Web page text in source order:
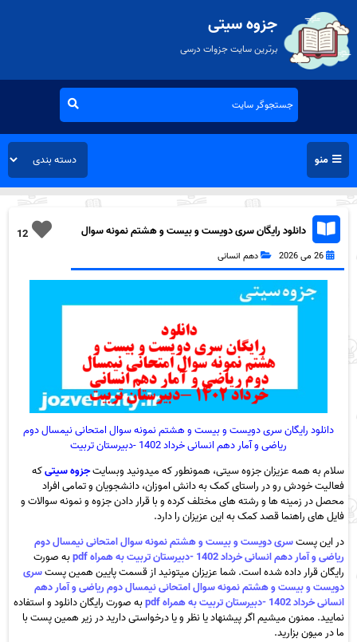
جزوه سیتی
برترین سایت جزوات درسی
منو
12
دانلود رایگان سری دویست و بیست و هشتم نمونه سوال
ریاضی و آمار دهم انسانی به همراه pdf
26 می 2026 دهم انسانی
دانلود رایگان سری دویست و بیست و هشتم نمونه سوال امتحانی نیمسال دوم
ریاضی و آمار دهم انسانی خرداد 1402 -دبیرستان تربیت
سلام به همه عزیزان جزوه سیتی، همونطور که میدونید وبسایتجزوه سیتیکه
فعالیت خودش رو در راستای کمک به دانش اموزان، دانشجویان و تمامی افراد
محصل در زمینه ها و رشته های مختلف کرده و با قرار دادن جزوه و نمونه سوالات و
فایل های راهنما قصد کمک به این عزیزان را دارد.
در این پستسری دویست و بیست و هشتم نمونه سوال امتحانی نیمسال دوم
ریاضی و آمار دهم انسانی خرداد 1402 -دبیرستان تربیت به همراه pdf
به صورت
رایگان قرار داده شده است. شما عزیزان میتونید از قسمت پایین همین پستسری
دویست و بیست و هشتم نمونه سوال امتحانی نیمسال دوم ریاضی و آمار دهم
انسانی خرداد 1402 -دبیرستان تربیت به همراه pdf
به صورت رایگان دانلود و استفاده
نمایید. ممنون میشیم اگر پیشنهاد یا نظر و یا درخواستی دارید در زیر همین پست با
ما در میون بزارید.